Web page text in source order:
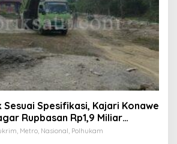
Sesuai Spesifikasi, Kajari Konawe
Rupbasan Rp1,9 Miliar
Metro, Nasional, Polhukam